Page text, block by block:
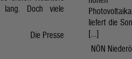
Doch viele
Die Presse
liefert die
[…]
NÖN